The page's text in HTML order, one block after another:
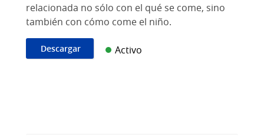
relacionada no sólo con el qué se come, sino
también con cómo come el niño.
Descargar Activo